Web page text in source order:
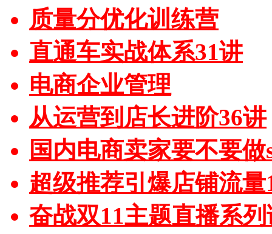
质量分优化训练营
直通车实战体系31讲
电商企业管理
从运营到店长进阶36讲
国内电商卖家要不要做
超级推荐引爆店铺流量
奋战双11主题直播系列